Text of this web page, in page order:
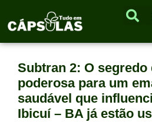
Subtran 2: O
poderosa para um
saudável que
Ibicuí – BA já estão